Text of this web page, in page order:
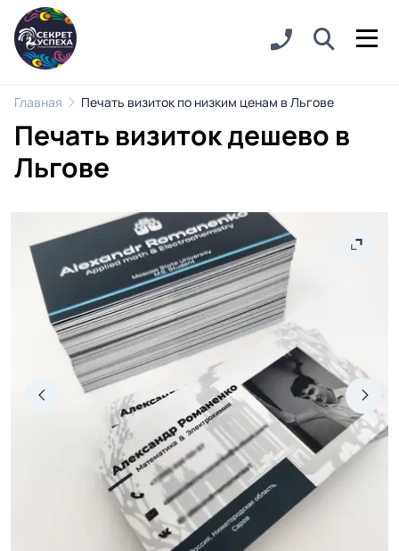
Главная Печать визиток по низким ценам в Льгове
Печать визиток дешево в
Льгове